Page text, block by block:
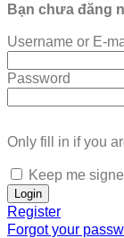
Bạn chưa đăng
Username or E-
Password
Only fill in if you
Keep me
Register
Forgot your